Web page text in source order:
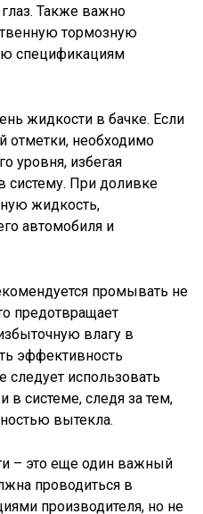
Также важно
тормозную
спецификациям
жидкости в бачке. Если
отметки, необходимо
уровня, избегая
систему. При доливке
жидкость,
автомобиля и
промывать не
предотвращает
влагу в
эффективность
использовать
в системе, следя за тем,
вытекла.
– это еще один важный
проводиться в
производителя, но не